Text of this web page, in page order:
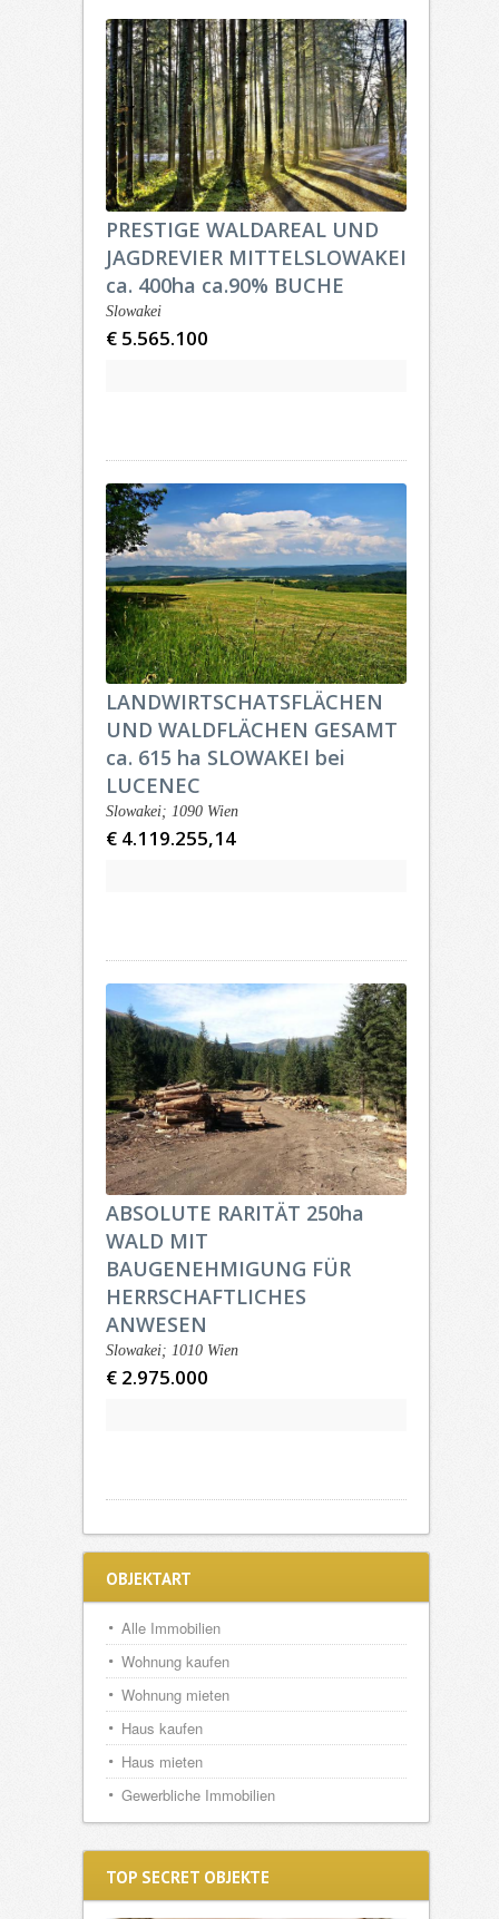
PRESTIGE WALDAREAL UND
JAGDREVIER MITTELSLOWAKEI
ca. 400ha ca.90% BUCHE
Slowakei
€ 5.565.100
LANDWIRTSCHATSFLÄCHEN
UND WALDFLÄCHEN GESAMT
ca. 615 ha SLOWAKEI bei
LUCENEC
Slowakei; 1090 Wien
€ 4.119.255,14
ABSOLUTE RARITÄT 250ha
WALD MIT
BAUGENEHMIGUNG FÜR
HERRSCHAFTLICHES
ANWESEN
Slowakei; 1010 Wien
€ 2.975.000
OBJEKTART
Alle Immobilien
Wohnung kaufen
Wohnung mieten
Haus kaufen
Haus mieten
Gewerbliche Immobilien
TOP SECRET OBJEKTE